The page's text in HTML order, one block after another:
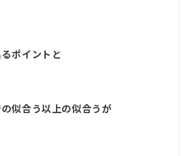
ポイントと
似合う以上の似合うが